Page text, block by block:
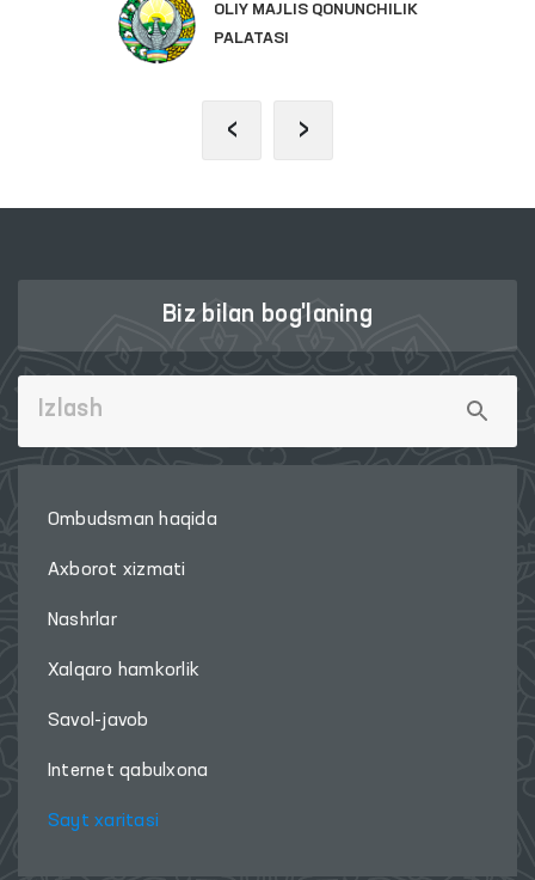
OLIY MAJLIS QONUNCHILIK
PALATASI
‹ ›
Biz bilan bog'laning
Ombudsman haqida
Axborot xizmati
Nashrlar
Xalqaro hamkorlik
Savol-javob
Internet qabulxona
Sayt xaritasi